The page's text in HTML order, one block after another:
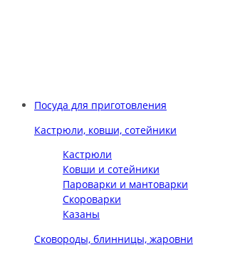
Посуда для приготовления
Кастрюли, ковши, сотейники
Кастрюли
Ковши и сотейники
Пароварки и мантоварки
Скороварки
Казаны
Сковороды, блинницы, жаровни